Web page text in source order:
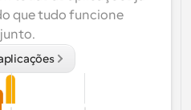
que tudo funcione